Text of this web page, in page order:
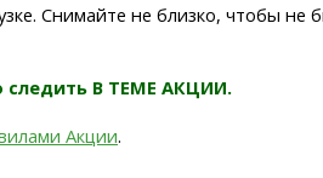
Снимайте не близко, чтобы не
следить В ТЕМЕ АКЦИИ.
Акции.